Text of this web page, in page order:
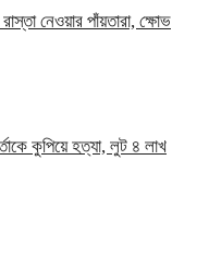
নেওয়ার পাঁয়তারা, ক্ষোভ
কুপিয়ে হত্যা, লুট ৪ লাখ